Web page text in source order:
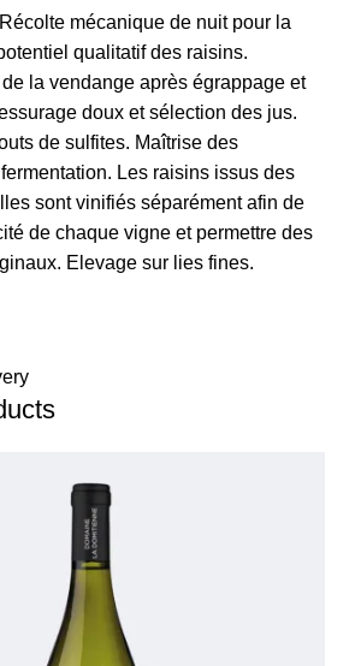
mécanique de nuit pour la
qualitatif des raisins.
la vendange après égrappage et
doux et sélection des jus.
de sulfites. Maîtrise des
Les raisins issus des
sont vinifiés séparément afin de
de chaque vigne et permettre des
Elevage sur lies fines.